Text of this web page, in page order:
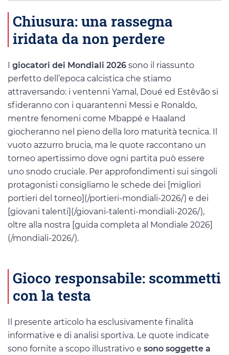
Chiusura: una rassegna
iridata da non perdere
giocatori dei Mondiali 2026 sono il riassunto
perfetto dell’epoca calcistica che stiamo
attraversando: i ventenni Yamal, Doué ed Estêvão si
sfideranno con i quarantenni Messi e Ronaldo,
mentre fenomeni come Mbappé e Haaland
giocheranno nel pieno della loro maturità tecnica. Il
vuoto azzurro brucia, ma le quote raccontano un
torneo apertissimo dove ogni partita può essere
uno snodo cruciale. Per approfondimenti sui singoli
protagonisti consigliamo le schede dei [migliori
portieri del torneo](/portieri-mondiali-2026/) e dei
[giovani talenti](/giovani-talenti-mondiali-2026/),
oltre alla nostra [guida completa al Mondiale 2026]
(/mondiali-2026/).
Gioco responsabile: scommetti
con la testa
Il presente articolo ha esclusivamente finalità
informative e di analisi sportiva. Le quote indicate
sono fornite a scopo illustrativo e sono soggette a